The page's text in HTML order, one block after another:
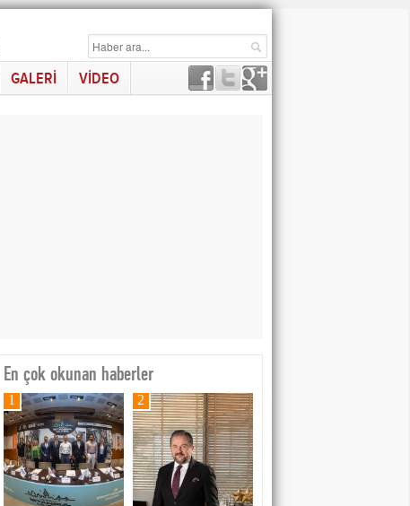
GALERİ VİDEO
En çok okunan haberler
1 2